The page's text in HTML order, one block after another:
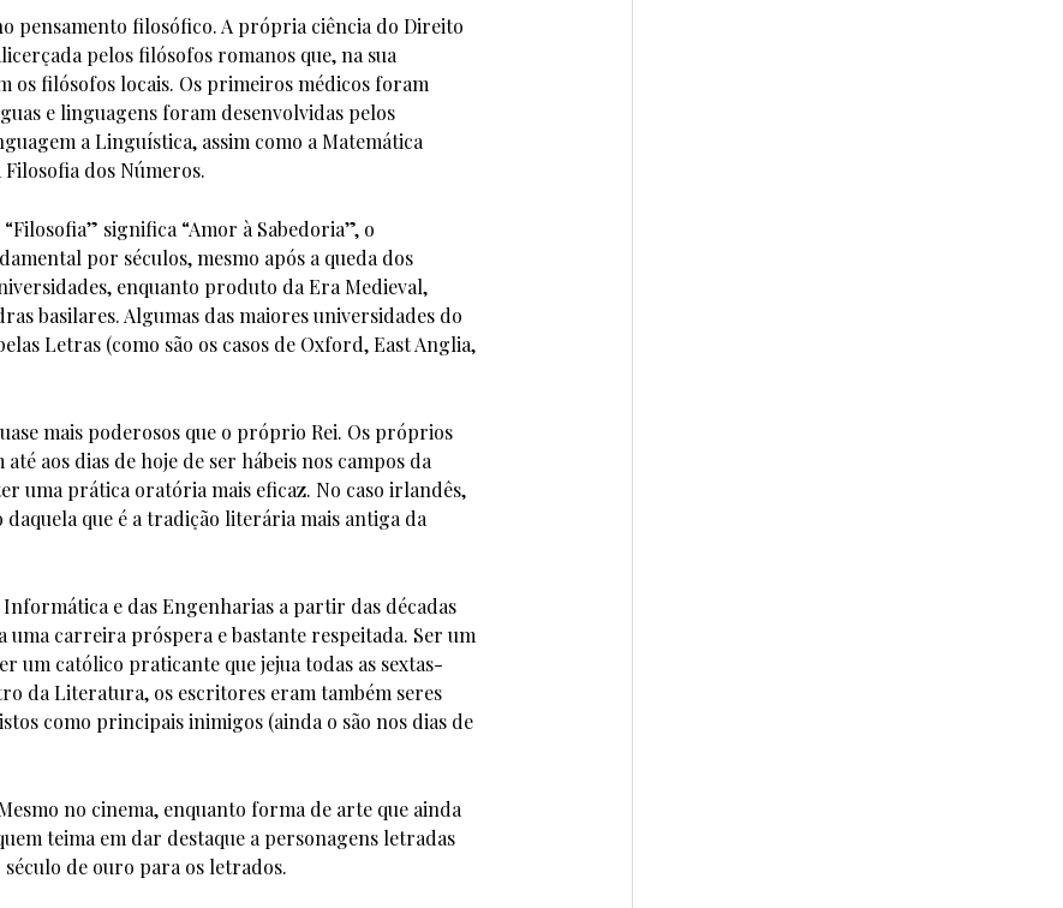
pensamento filosófico. A própria ciência do Direito
pelos filósofos romanos que, na sua
os filósofos locais. Os primeiros médicos foram
e linguagens foram desenvolvidas pelos
a Linguística, assim como a Matemática
dos Números.
significa “Amor à Sabedoria”, o
por séculos, mesmo após a queda dos
enquanto produto da Era Medieval,
basilares. Algumas das maiores universidades do
Letras (como são os casos de Oxford, East Anglia,
mais poderosos que o próprio Rei. Os próprios
aos dias de hoje de ser hábeis nos campos da
uma prática oratória mais eficaz. No caso irlandês,
que é a tradição literária mais antiga da
e das Engenharias a partir das décadas
uma carreira próspera e bastante respeitada. Ser um
um católico praticante que jejua todas as sextas-
da Literatura, os escritores eram também seres
como principais inimigos (ainda o são nos dias de
no cinema, enquanto forma de arte que ainda
teima em dar destaque a personagens letradas
de ouro para os letrados.